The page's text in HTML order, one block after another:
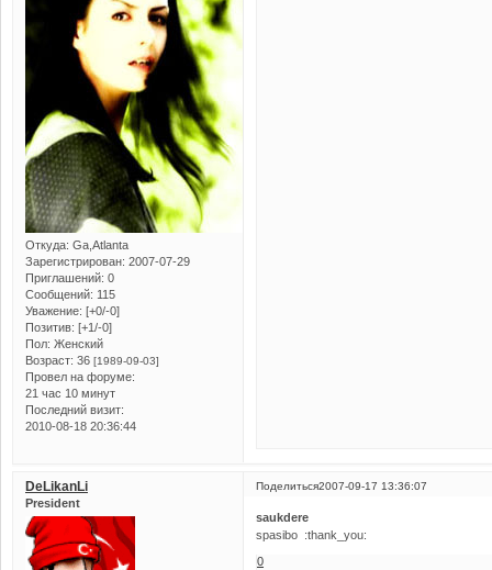
Откуда: Ga,Atlanta
Зарегистрирован: 2007-07-29
Приглашений: 0
Сообщений: 115
Уважение: [+0/-0]
Позитив: [+1/-0]
Пол: Женский
Возраст: 36 [1989-09-03]
Провел на форуме:
21 час 10 минут
Последний визит:
2010-08-18 20:36:44
Поделиться2007-09-17 13:36:07
DeLikanLi
President
saukdere
spasibo :thank_you:
0